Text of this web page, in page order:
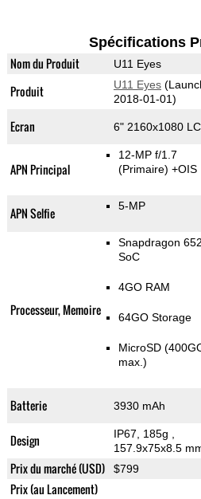
Spécifications
Nom du Produit U11 Eyes
Produit U11 Eyes
2018-01-01)
Ecran 6" 2160x1080
APN Principal
12-MP f/1.7
(Primaire) +OIS
APN Selfie 5-MP
Processeur, Memoire
Snapdragon 652
SoC
4GO RAM
64GO Storage
MicroSD
max.)
Batterie 3930 mAh
Design IP67, 185g
157.9x75x8.5
Prix du marché (USD) $799
Prix (au Lancement)